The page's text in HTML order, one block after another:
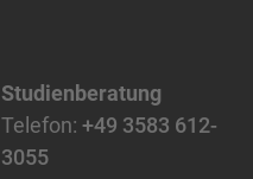
Studienberatung
Telefon: +49 3583 612-
3055